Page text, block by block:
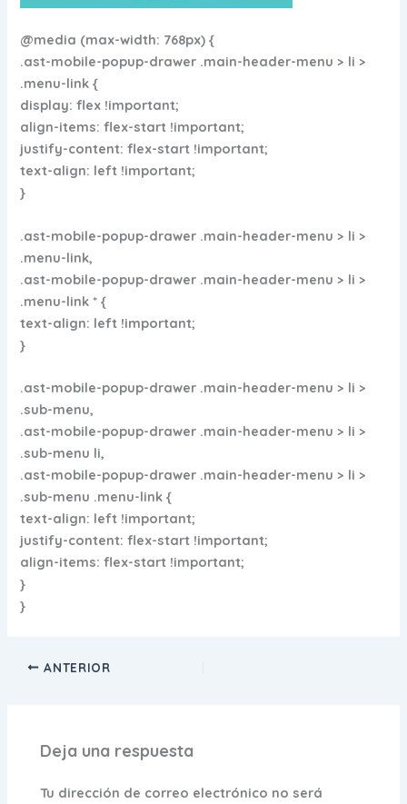
@media (max-width: 768px) {
.ast-mobile-popup-drawer .main-header-menu > li >
.menu-link {
display: flex !important;
align-items: flex-start !important;
justify-content: flex-start !important;
text-align: left !important;
}
.ast-mobile-popup-drawer .main-header-menu > li >
.menu-link,
.ast-mobile-popup-drawer .main-header-menu > li >
.menu-link * {
text-align: left !important;
}
.ast-mobile-popup-drawer .main-header-menu > li >
.sub-menu,
.ast-mobile-popup-drawer .main-header-menu > li >
.sub-menu li,
.ast-mobile-popup-drawer .main-header-menu > li >
.sub-menu .menu-link {
text-align: left !important;
justify-content: flex-start !important;
align-items: flex-start !important;
}
}
ANTERIOR
Deja una respuesta
Tu dirección de correo electrónico no será